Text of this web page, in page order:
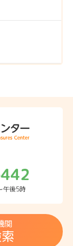
午後5時
関